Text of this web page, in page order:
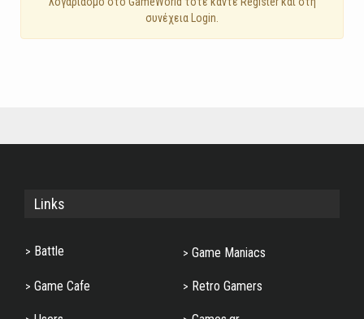
συνέχεια Login.
Links
Battle Game Maniacs
Game Cafe Retro Gamers